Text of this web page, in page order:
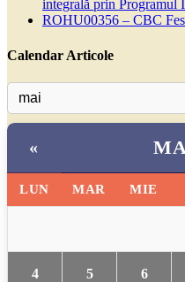
integrală prin Programul
ROHU00356 – CBC
Calendar Articole
«
LUN MAR MIE
4 5 6